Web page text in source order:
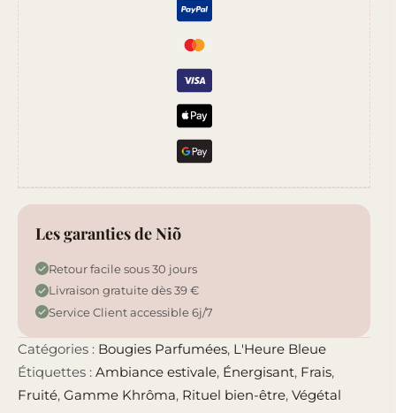
Les garanties de Niõ
Retour facile sous 30 jours
Livraison gratuite dès 39 €
Service Client accessible 6j/7
Catégories : Bougies Parfumées, L'Heure Bleue
Étiquettes : Ambiance estivale, Énergisant, Frais,
Fruité, Gamme Khrôma, Rituel bien-être, Végétal